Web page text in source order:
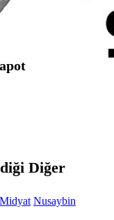
Diğer
Midyat Nusaybin